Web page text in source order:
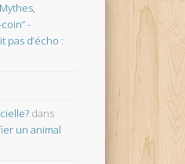
-
pas d’écho :
dans
un animal